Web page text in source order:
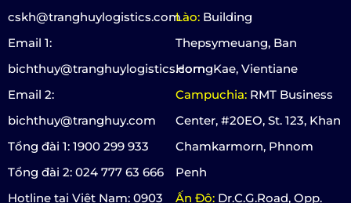
cskh@tranghuylogistics.com
Email 1:
bichthuy@tranghuylogistics.com
Email 2:
bichthuy@tranghuy.com
Tổng đài 1: 1900 299 933
Tổng đài 2: 024 777 63 666
Hotline tại Việt Nam: 0903
Lào: Building
Thepsymeuang, Ban
HorngKae, Vientiane
Campuchia: RMT Business
Center, #20EO, St. 123, Khan
Chamkarmorn, Phnom
Penh
Ấn Độ: Dr.C.G.Road, Opp.